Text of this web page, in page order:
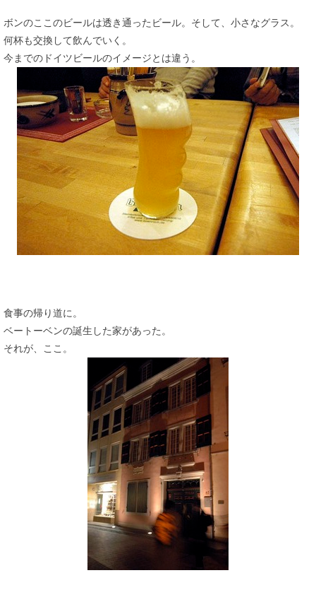
ボンのここのビールは透き通ったビール。そして、小さなグラス。
何杯も交換して飲んでいく。
今までのドイツビールのイメージとは違う。
食事の帰り道に。
ベートーベンの誕生した家があった。
それが、ここ。